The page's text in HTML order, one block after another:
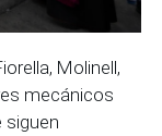
Molinell,
mecánicos
siguen